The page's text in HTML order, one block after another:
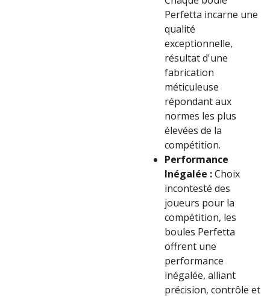
Perfetta incarne une
qualité
exceptionnelle,
résultat d'une
fabrication
méticuleuse
répondant aux
normes les plus
élevées de la
compétition.
Performance
Inégalée :Choix
incontesté des
joueurs pour la
compétition, les
boules Perfetta
offrent une
performance
inégalée, alliant
précision, contrôle et